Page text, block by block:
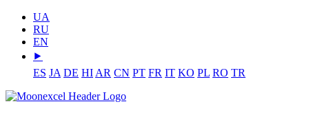
UA
RU
EN
⯈
ES JA DE HI AR CN PT FR IT KO PL RO TR